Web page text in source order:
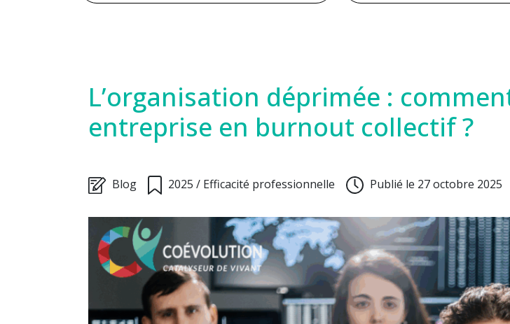
L’organisation déprimée :
entreprise en burnout collectif ?
Blog 2025 / Efficacité professionnelle Publié le 27 octobre 2025